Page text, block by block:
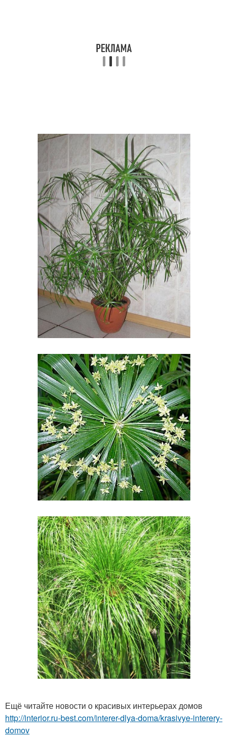
Ещё читайте новости о красивых интерьерах домов
http://interior.ru-best.com/interer-dlya-doma/krasivye-interery-
domov